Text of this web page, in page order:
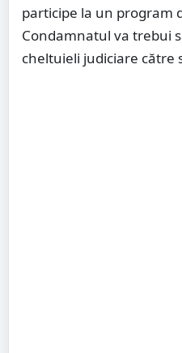
participe la un program
Condamnatul va trebui
cheltuieli judiciare către